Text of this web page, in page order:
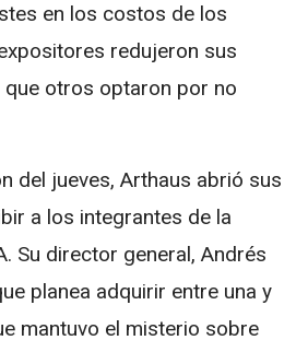
en los costos de los
redujeron sus
otros optaron por no
del jueves, Arthaus abrió sus
a los integrantes de la
Su director general, Andrés
planea adquirir entre una y
mantuvo el misterio sobre